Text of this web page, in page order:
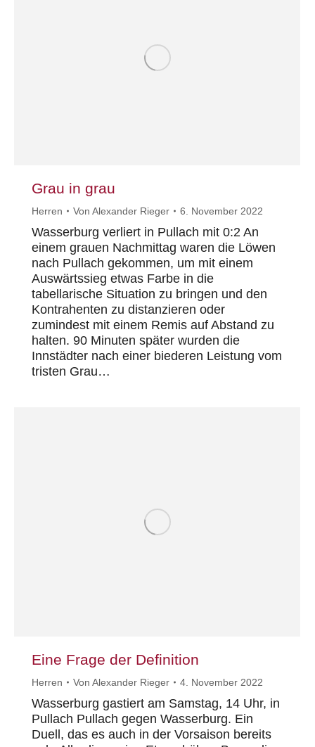
Grau in grau
Herren Von Alexander Rieger 6. November 2022
Wasserburg verliert in Pullach mit 0:2 An
einem grauen Nachmittag waren die Löwen
nach Pullach gekommen, um mit einem
Auswärtssieg etwas Farbe in die
tabellarische Situation zu bringen und den
Kontrahenten zu distanzieren oder
zumindest mit einem Remis auf Abstand zu
halten. 90 Minuten später wurden die
Innstädter nach einer biederen Leistung vom
tristen Grau…
Eine Frage der Definition
Herren Von Alexander Rieger 4. November 2022
Wasserburg gastiert am Samstag, 14 Uhr, in
Pullach Pullach gegen Wasserburg. Ein
Duell, das es auch in der Vorsaison bereits